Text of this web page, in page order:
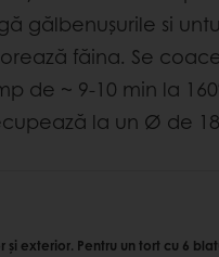
gălbenușurile si
făina. Se
de ~ 9-10 min la
la un Ø de
și exterior. Pentru un tort cu 6